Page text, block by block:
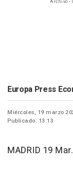
Archivo -
Europa Press
Miércoles, 19 marzo
Publicado: 13:13
MADRID 19